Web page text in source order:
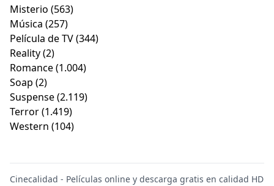
Misterio (563)
Música (257)
Película de TV(344)
Reality(2)
Romance(1.004)
Soap (2)
Suspense(2.119)
Terror(1.419)
Western (104)
Cinecalidad - Películas online y descarga gratis en calidad HD